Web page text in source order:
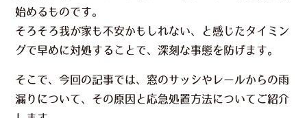
始めるものです。
そろそろ我が家も不安かもしれない、と感じたタイミン
グで早めに対処することで、深刻な事態を防げます。
そこで、今回の記事では、窓のサッシやレールからの雨
漏りについて、その原因と応急処置方法についてご紹介